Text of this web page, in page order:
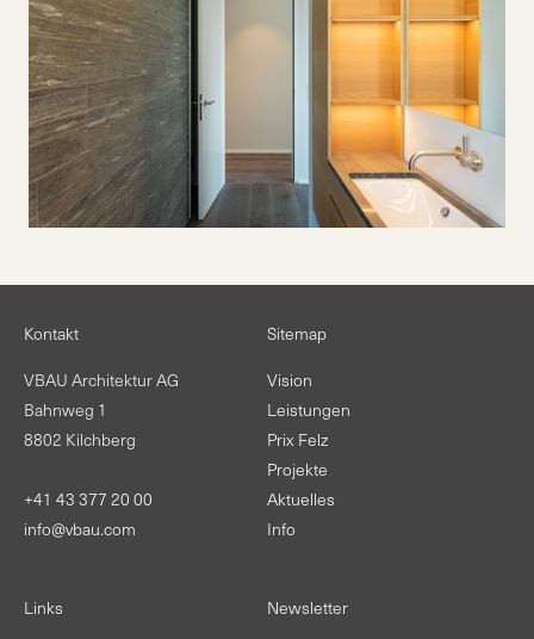
Kontakt
VBAU Architektur AG
Bahnweg 1
8802 Kilchberg
+41 43 377 20 00
info@vbau.com
Sitemap
Vision
Leistungen
Prix Felz
Projekte
Aktuelles
Info
Links Newsletter